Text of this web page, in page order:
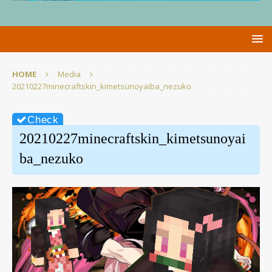
HOME
Media
20210227minecraftskin_kimetsunoyaiba_nezuko
20210227minecraftskin_kimetsunoyai
ba_nezuko